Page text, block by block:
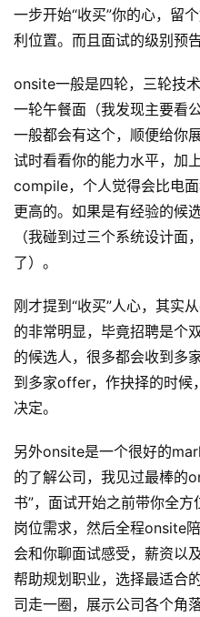
一步开始“收买”你的心，留
利位置。而且面试的级别预
onsite一般是四轮，三轮技
一轮午餐面（我发现主要看
一般都会有这个，顺便给你
试时看看你的能力水平，加
compile，个人觉得会比电
更高的。如果是有经验的候
（我碰到过三个系统设计面
了）。
刚才提到“收买”人心，其实
的非常明显，毕竟招聘是个
的候选人，很多都会收到多
到多家offer，作抉择的时候
决定。
另外onsite是一个很好的
的了解公司，我见过最棒的
书”，面试开始之前带你全方
岗位需求，然后全程onsite
会和你聊面试感受，薪资以
帮助规划职业，选择最适合
司走一圈，展示公司各个角